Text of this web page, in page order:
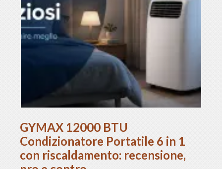
GYMAX 12000 BTU
Condizionatore Portatile 6 in 1
con riscaldamento: recensione,